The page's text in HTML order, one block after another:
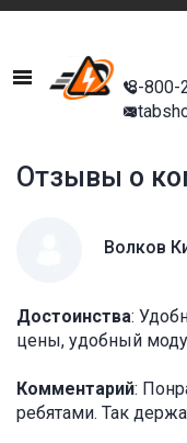
Menu
8-800-
Отзывы о
Волков
Достоинства:
цены, удобный
Комментарий:
ребятами. Так